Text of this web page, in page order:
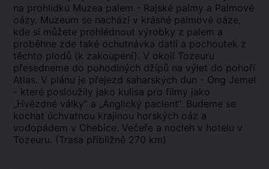
na prohlídku Muzea palem - Rajské palmy a Palmové
oázy. Muzeum se nachází v krásné palmové oáze,
kde si můžete prohlédnout výrobky z palem a
proběhne zde také ochutnávka datlí a pochoutek z
těchto plodů (k zakoupení). V okolí Tozeuru
přesedneme do pohodlných džípů na výlet do pohoří
Atlas. V plánu je přejezd saharských dun - Ong Jemel
- které posloužily jako kulisa pro filmy jako
„Hvězdné války“ a „Anglický pacient“. Budeme se
kochat úchvatnou krajinou horských oáz a
vodopádem v Chebice. Večeře a nocleh v hotelu v
Tozeuru. (Trasa přibližně 270 km)